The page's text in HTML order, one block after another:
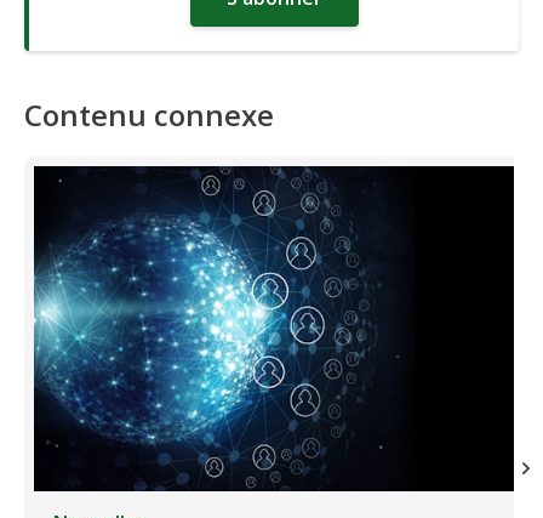
Contenu connexe